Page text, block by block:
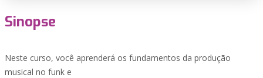
Sinopse
Neste curso, você aprenderá os fundamentos da produção
musical no funk e